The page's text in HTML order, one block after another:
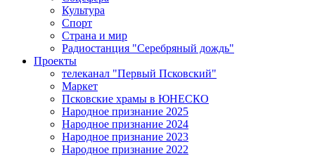
Культура
Спорт
Страна и мир
Радиостанция "Серебряный дождь"
Проекты
телеканал "Первый Псковский"
Маркет
Псковские храмы в ЮНЕСКО
Народное признание 2025
Народное признание 2024
Народное признание 2023
Народное признание 2022